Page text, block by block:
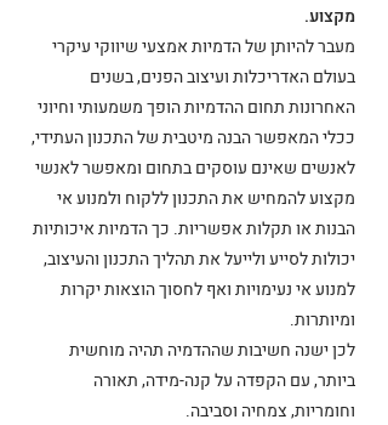
מקצוע.
מעבר להיותן של הדמיות אמצעי שיווקי עיקרי
בעולם האדריכלות ועיצוב הפנים, בשנים
האחרונות תחום ההדמיות הופך משמעותי וחיוני
ככלי המאפשר הבנה מיטבית של התכנון העתידי,
לאנשים שאינם עוסקים בתחום ומאפשר לאנשי
מקצוע להמחיש את התכנון ללקוח ולמנוע אי
הבנות או תקלות אפשריות. כך הדמיות איכותיות
יכולות לסייע ולייעל את תהליך התכנון והעיצוב,
למנוע אי נעימויות ואף לחסוך הוצאות יקרות
ומיותרות.
לכן ישנה חשיבות שההדמיה תהיה מוחשית
ביותר, עם הקפדה על קנה-מידה, תאורה
וחומריות, צמחיה וסביבה.